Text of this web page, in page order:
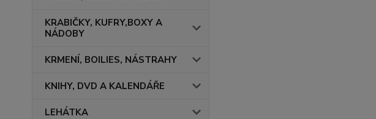
KRABIČKY, KUFRY,BOXY A
NÁDOBY
KRMENÍ, BOILIES, NÁSTRAHY
KNIHY, DVD A KALENDÁŘE
LEHÁTKA